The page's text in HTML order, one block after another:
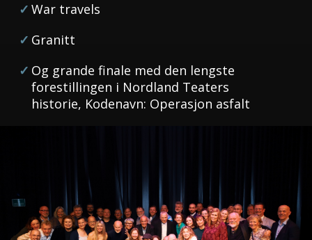
War travels
Granitt
Og grande finale med den lengste
forestillingen i Nordland Teaters
historie, Kodenavn: Operasjon asfalt